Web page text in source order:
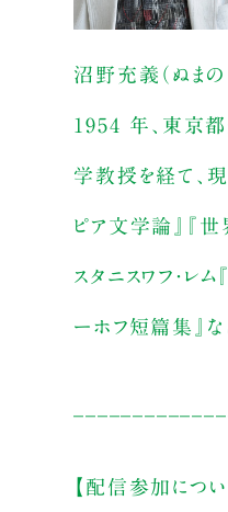
沼野充義（ぬまの
1954 年、東京都
学教授を経て、
ピア文学論』『
スタニスワフ・レ
ーホフ短篇集』な
【配信参加につい